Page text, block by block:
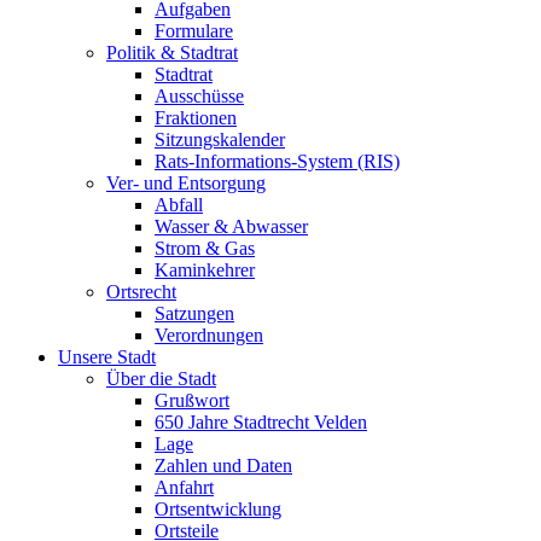
Aufgaben
Formulare
Politik & Stadtrat
Stadtrat
Ausschüsse
Fraktionen
Sitzungskalender
Rats-Informations-System (RIS)
Ver- und Entsorgung
Abfall
Wasser & Abwasser
Strom & Gas
Kaminkehrer
Ortsrecht
Satzungen
Verordnungen
Unsere Stadt
Über die Stadt
Grußwort
650 Jahre Stadtrecht Velden
Lage
Zahlen und Daten
Anfahrt
Ortsentwicklung
Ortsteile